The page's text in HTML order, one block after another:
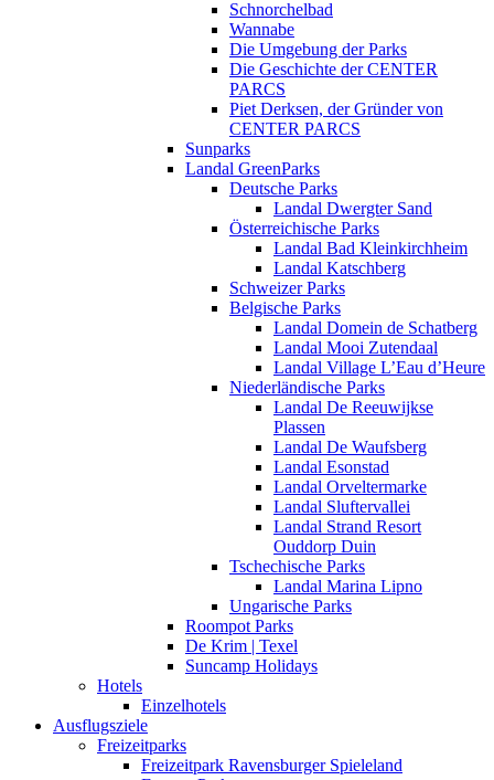
Schnorchelbad
Wannabe
Die Umgebung der Parks
Die Geschichte der CENTER
PARCS
Piet Derksen, der Gründer von
CENTER PARCS
Sunparks
Landal GreenParks
Deutsche Parks
Landal Dwergter Sand
Österreichische Parks
Landal Bad Kleinkirchheim
Landal Katschberg
Schweizer Parks
Belgische Parks
Landal Domein de Schatberg
Landal Mooi Zutendaal
Landal Village L’Eau d’Heure
Niederländische Parks
Landal De Reeuwijkse
Plassen
Landal De Waufsberg
Landal Esonstad
Landal Orveltermarke
Landal Sluftervallei
Landal Strand Resort
Ouddorp Duin
Tschechische Parks
Landal Marina Lipno
Ungarische Parks
Roompot Parks
De Krim | Texel
Suncamp Holidays
Hotels
Einzelhotels
Ausflugsziele
Freizeitparks
Freizeitpark Ravensburger Spieleland